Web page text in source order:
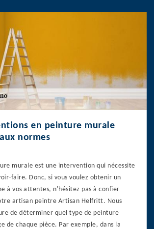
en peinture murale
normes
murale est une intervention qui nécessite
faire. Donc, si vous voulez obtenir un
à vos attentes, n'hésitez pas à confier
artisan peintre Artisan Helfritt. Nous
de déterminer quel type de peinture
de chaque pièce. Par exemple, dans la